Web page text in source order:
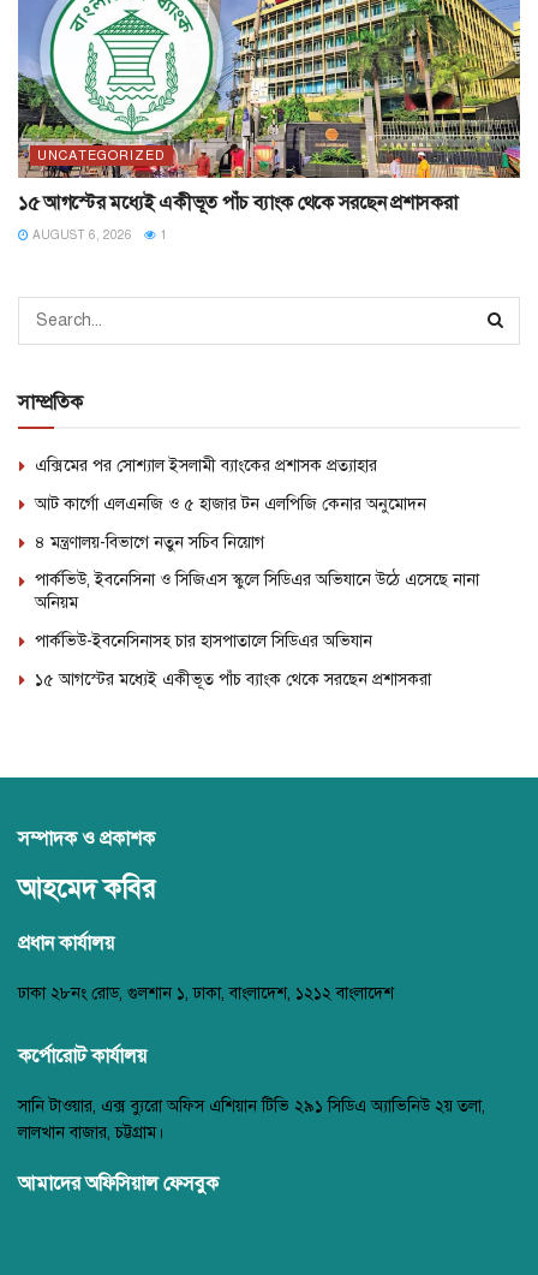
UNCATEGORIZED
১৫ আগস্টের মধ্যেই একীভূত পাঁচ ব্যাংক থেকে সরছেন প্রশাসকরা
AUGUST 6, 2026 1
সাম্প্রতিক
এক্সিমের পর সোশ্যাল ইসলামী ব্যাংকের প্রশাসক প্রত্যাহার
আট কার্গো এলএনজি ও ৫ হাজার টন এলপিজি কেনার অনুমোদন
৪ মন্ত্রণালয়-বিভাগে নতুন সচিব নিয়োগ
পার্কভিউ, ইবনেসিনা ও সিজিএস স্কুলে সিডিএর অভিযানে উঠে এসেছে নানা
অনিয়ম
পার্কভিউ-ইবনেসিনাসহ চার হাসপাতালে সিডিএর অভিযান
১৫ আগস্টের মধ্যেই একীভূত পাঁচ ব্যাংক থেকে সরছেন প্রশাসকরা
সম্পাদক ও প্রকাশক
আহমেদ কবির
প্রধান কার্যালয়
ঢাকা ২৮নং রোড, গুলশান ১, ঢাকা, বাংলাদেশ, ১২১২ বাংলাদেশ
কর্পোরোট কার্যালয়
সানি টাওয়ার, এক্স ব্যুরো অফিস এশিয়ান টিভি ২৯১ সিডিএ অ্যাভিনিউ ২য় তলা,
লালখান বাজার, চট্টগ্রাম।
আমাদের অফিসিয়াল ফেসবুক